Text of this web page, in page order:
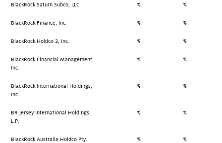
BlackRock Saturn Subco, LLC % %
BlackRock Finance, Inc. % %
BlackRock Holdco 2, Inc. % %
BlackRock Financial Management,
Inc.
% %
BlackRock International Holdings,
Inc.
% %
BR Jersey International Holdings
L.P.
% %
BlackRock Australia Holdco Pty.
% %